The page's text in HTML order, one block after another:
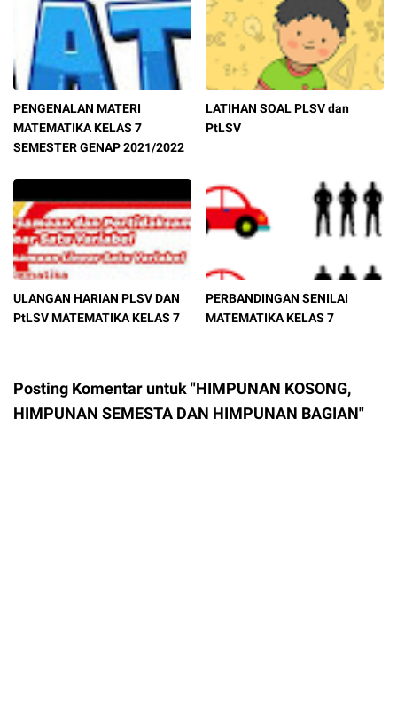
PENGENALAN MATERI
MATEMATIKA KELAS 7
SEMESTER GENAP 2021/2022
LATIHAN SOAL PLSV dan
PtLSV
ULANGAN HARIAN PLSV DAN
PtLSV MATEMATIKA KELAS 7
PERBANDINGAN SENILAI
MATEMATIKA KELAS 7
Posting Komentar untuk "HIMPUNAN KOSONG,
HIMPUNAN SEMESTA DAN HIMPUNAN BAGIAN"